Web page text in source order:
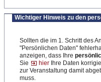
Wichtiger Hinweis zu den
Sollten die im 1. Schritt des
"Persönlichen Daten"
anzeigen, dass Ihre
Sie
hier Ihre Daten
zur Veranstaltung damit
muss.